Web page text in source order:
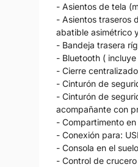
- Asientos de tela
- Asientos traseros
abatible asimétrico
- Bandeja trasera
- Bluetooth (
- Cierre
- Cinturón de
- Cinturón de
acompañante con
- Compartimento
- Conexión para:
- Consola en el suelo
- Control de crucero